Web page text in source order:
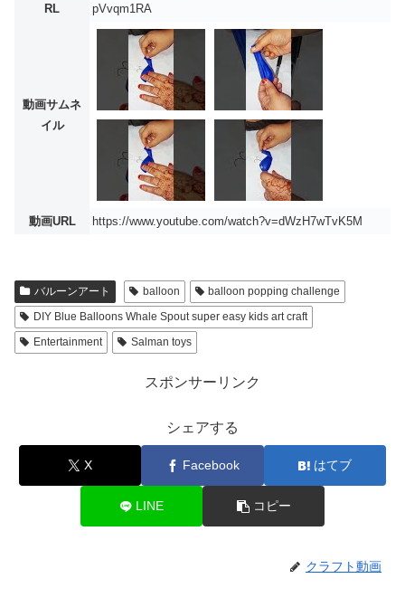
RL
pVvqm1RA
動画サムネ
イル
動画URL https://www.youtube.com/watch?v=dWzH7wTvK5M
バルーンアート balloon
balloon popping challenge
DIY Blue Balloons Whale Spout super easy kids art craft
Entertainment
Salman toys
スポンサーリンク
シェアする
X Facebook はてブ
LINE コピー
クラフト動画